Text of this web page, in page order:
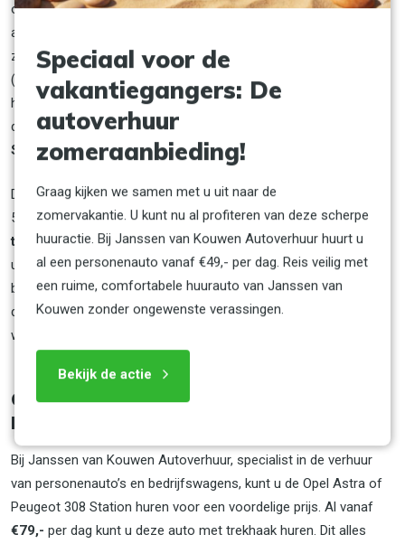
om te huren. Met een Opel Astra Station kun je stijlvol
aankomen bij zakelijke relaties. Maar u kunt deze wagen ook
zeker gebruiken om uw gezin veilig te vervoeren naar een
(vakantie)bestemming. Wilt u bijvoorbeeld op wintersport met
het met het gezin op pad of voor gewoon zakelijke
doeleinden? Een sportieveOpel Astra of Peugeot 308
Station hurenis dé oplossing voor beide zaken.
Deze personenauto is vierdeurs en heeft plek voor maar liefst
5 mensen én voldoende bagageruimte. Wilt u eenauto met
trekhaak huren? Ook hiervoor is deze Opel met trekhaak
uitermate geschikt. Wel zo praktisch als u met het gezin op
bijvoorbeeld wintersport wilt. Een Opel Astra Station huren is
dus ideaal voor mensen die zich veilig, comfortabel en stijlvol
willen laten vervoeren.
Opel Astra of Peugeot 308 Station huren
bij Janssen van Kouwen Autoverhuur?
Bij Janssen van Kouwen Autoverhuur, specialist in de verhuur
van personenauto’s en bedrijfswagens, kunt u de Opel Astra of
Peugeot 308 Station huren voor een voordelige prijs. Al vanaf
€79,- per dag kunt u deze auto met trekhaak huren. Dit alles
Speciaal voor de
vakantiegangers: De
autoverhuur
zomeraanbieding!
Graag kijken we samen met u uit naar de
zomervakantie. U kunt nu al profiteren van deze scherpe
huuractie. Bij Janssen van Kouwen Autoverhuur huurt u
al een personenauto vanaf €49,- per dag. Reis veilig met
een ruime, comfortabele huurauto van Janssen van
Kouwen zonder ongewenste verassingen.
Bekijk de actie